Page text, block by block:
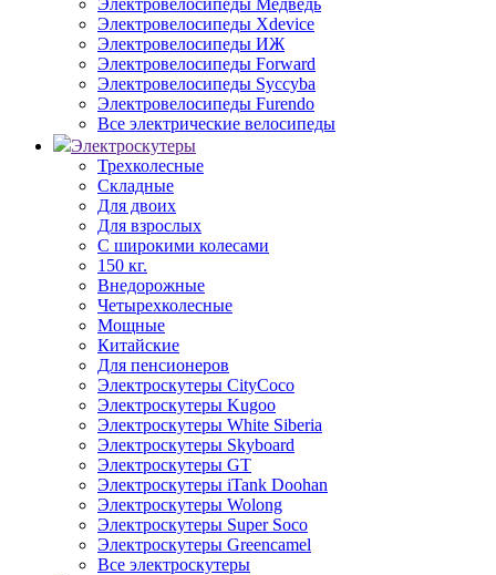
Электровелосипеды Медведь
Электровелосипеды Xdevice
Электровелосипеды ИЖ
Электровелосипеды Forward
Электровелосипеды Syccyba
Электровелосипеды Furendo
Все электрические велосипеды
Электроскутеры
Трехколесные
Складные
Для двоих
Для взрослых
С широкими колесами
150 кг.
Внедорожные
Четырехколесные
Мощные
Китайские
Для пенсионеров
Электроскутеры CityCoco
Электроскутеры Kugoo
Электроскутеры White Siberia
Электроскутеры Skyboard
Электроскутеры GT
Электроскутеры iTank Doohan
Электроскутеры Wolong
Электроскутеры Super Soco
Электроскутеры Greencamel
Все электроскутеры